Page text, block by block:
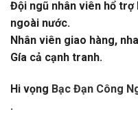
Đội ngũ nhân viên hổ
ngoài nước.
Nhân viên giao hàng,
Gía cả cạnh tranh.
Hi vọng Bạc Đạn Công
.